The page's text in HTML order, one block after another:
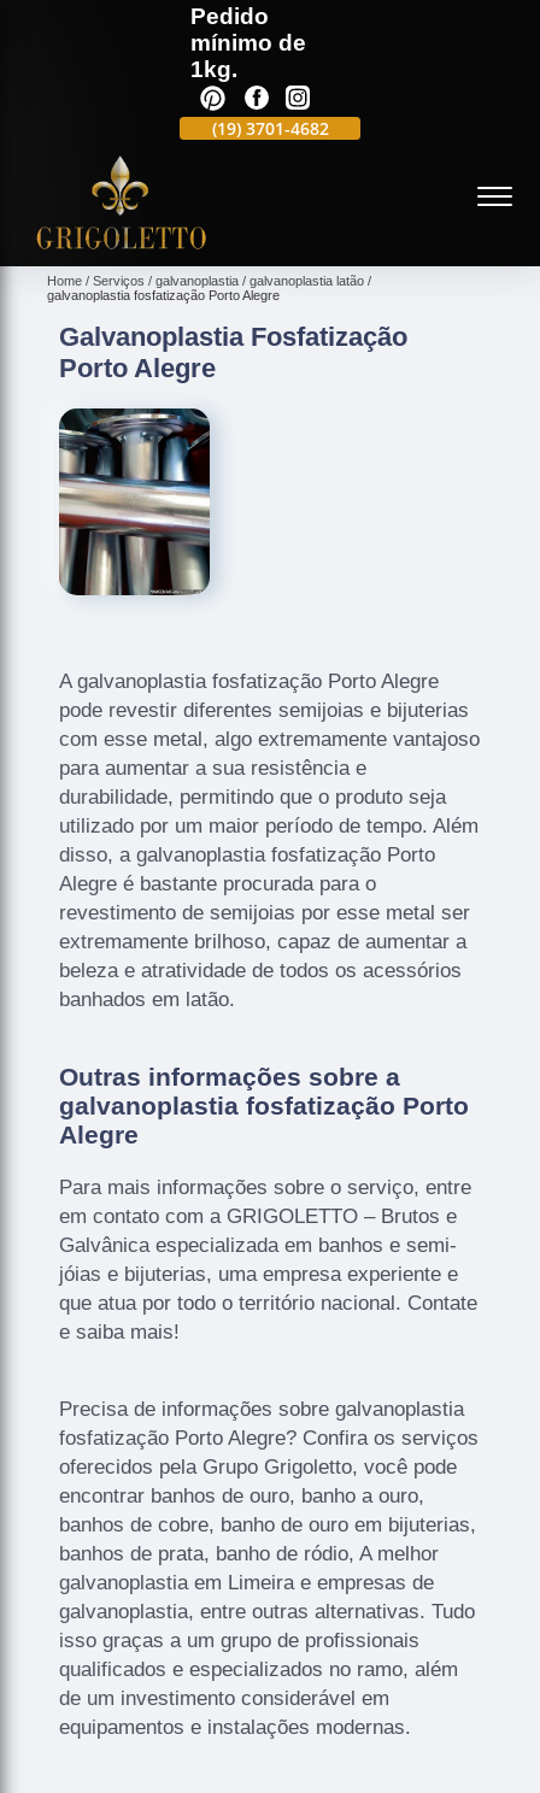
Pedido
mínimo de
1kg.
(19)3701-4682
Home Serviços galvanoplastia
galvanoplastia latão
galvanoplastia fosfatização Porto Alegre
Galvanoplastia Fosfatização
Porto Alegre
A galvanoplastia fosfatização Porto Alegre
pode revestir diferentes semijoias e bijuterias
com esse metal, algo extremamente vantajoso
para aumentar a sua resistência e
durabilidade, permitindo que o produto seja
utilizado por um maior período de tempo. Além
disso, a galvanoplastia fosfatização Porto
Alegre é bastante procurada para o
revestimento de semijoias por esse metal ser
extremamente brilhoso, capaz de aumentar a
beleza e atratividade de todos os acessórios
banhados em latão.
Outras informações sobre a
galvanoplastia fosfatização Porto
Alegre
Para mais informações sobre o serviço, entre
em contato com a GRIGOLETTO – Brutos e
Galvânica especializada em banhos e semi-
jóias e bijuterias, uma empresa experiente e
que atua por todo o território nacional. Contate
e saiba mais!
Precisa de informações sobre galvanoplastia
fosfatização Porto Alegre? Confira os serviços
oferecidos pela Grupo Grigoletto, você pode
encontrar banhos de ouro, banho a ouro,
banhos de cobre, banho de ouro em bijuterias,
banhos de prata, banho de ródio, A melhor
galvanoplastia em Limeira e empresas de
galvanoplastia, entre outras alternativas. Tudo
isso graças a um grupo de profissionais
qualificados e especializados no ramo, além
de um investimento considerável em
equipamentos e instalações modernas.